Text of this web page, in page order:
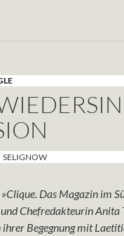
SELIGNOW
Das Magazin im
Chefredakteurin Anita
ihrer Begegnung mit